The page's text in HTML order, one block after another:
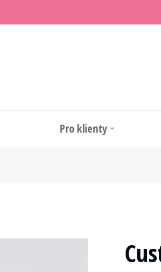
Pro klienty